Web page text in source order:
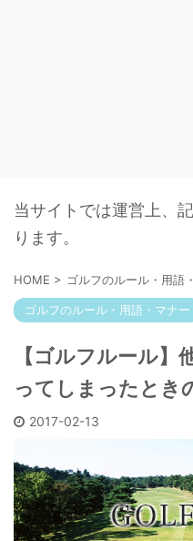
当サイトでは運営上、
ります。
HOME > ゴルフのルール・用語
ゴルフのルール・用語・マナー
【ゴルフルール】
ってしまったとき
2017-02-13